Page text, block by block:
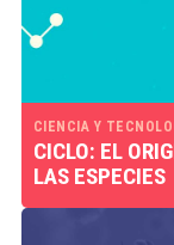
CIENCIA Y
CICLO: EL
LAS ESPECIES